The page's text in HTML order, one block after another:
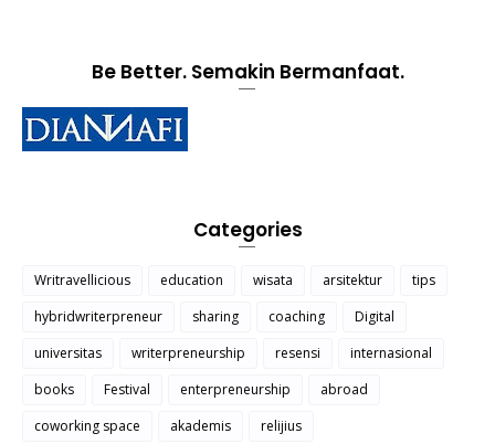
Be Better. Semakin Bermanfaat.
Categories
Writravellicious education wisata arsitektur
tips
hybridwriterpreneur
sharing coaching
Digital
universitas
writerpreneurship resensi
internasional
books
Festival enterpreneurship
abroad
coworking space
akademis relijius